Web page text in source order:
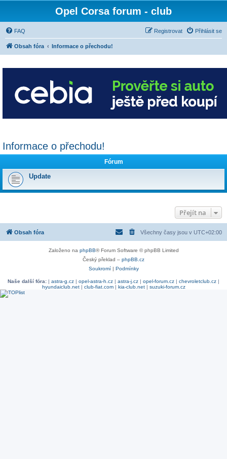
Opel Corsa forum - club
FAQ Přihlásit se
Registrovat
Obsah fóra Informace o přechodu!
Informace o přechodu!
Fórum
Update
Přejít na
Obsah fóra Všechny časy jsou v UTC+02:00
Založeno na phpBB® Forum Software © phpBB Limited
Český překlad – phpBB.cz
Soukromí| Podmínky
Naše další fóra: | astra-g.cz | opel-astra-h.cz | astra-j.cz | opel-forum.cz | chevroletclub.cz |
hyundaiclub.net| club-fiat.com| kia-club.net| suzuki-forum.cz